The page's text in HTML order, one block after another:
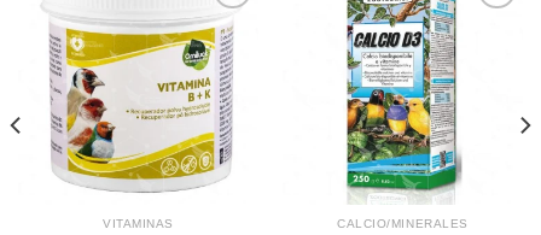
Añadir
a la
lista de
deseos
VITAMINAS CALCIO/MINERALES